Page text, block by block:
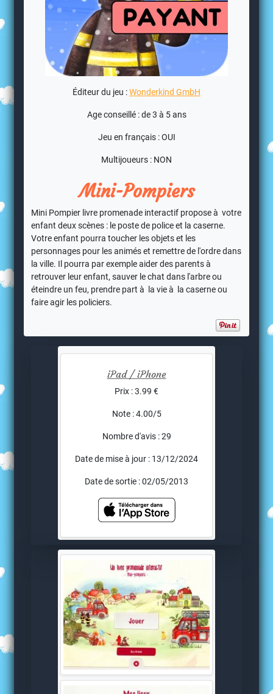
Éditeur du jeu :Wonderkind GmbH
Age conseillé : de 3 à 5 ans
Jeu en français : OUI
Multijoueurs : NON
Mini-Pompiers
Mini Pompier livre promenade interactif propose à votre
enfant deux scènes : le poste de police et la caserne.
Votre enfant pourra toucher les objets et les
personnages pour les animés et remettre de l'ordre dans
la ville. Il pourra par exemple aider des parents à
retrouver leur enfant, sauver le chat dans l'arbre ou
éteindre un feu, prendre part à la vie à la caserne ou
faire agir les policiers.
iPad / iPhone
Prix : 3.99 €
Note : 4.00/5
Nombre d'avis : 29
Date de mise à jour : 13/12/2024
Date de sortie : 02/05/2013